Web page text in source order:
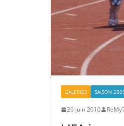
GALERIES SAISON
26 juin 2010